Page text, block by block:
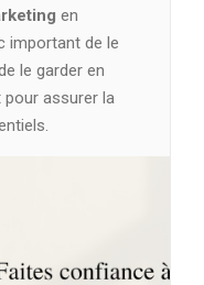
en
important de le
le garder en
assurer la